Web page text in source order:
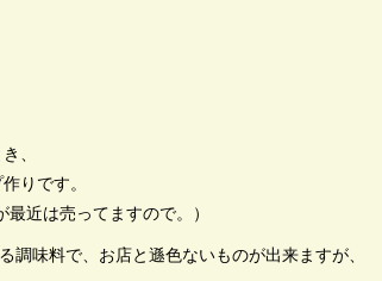
、
りです。
近は売ってますので。）
調味料で、お店と遜色ないものが出来ますが、